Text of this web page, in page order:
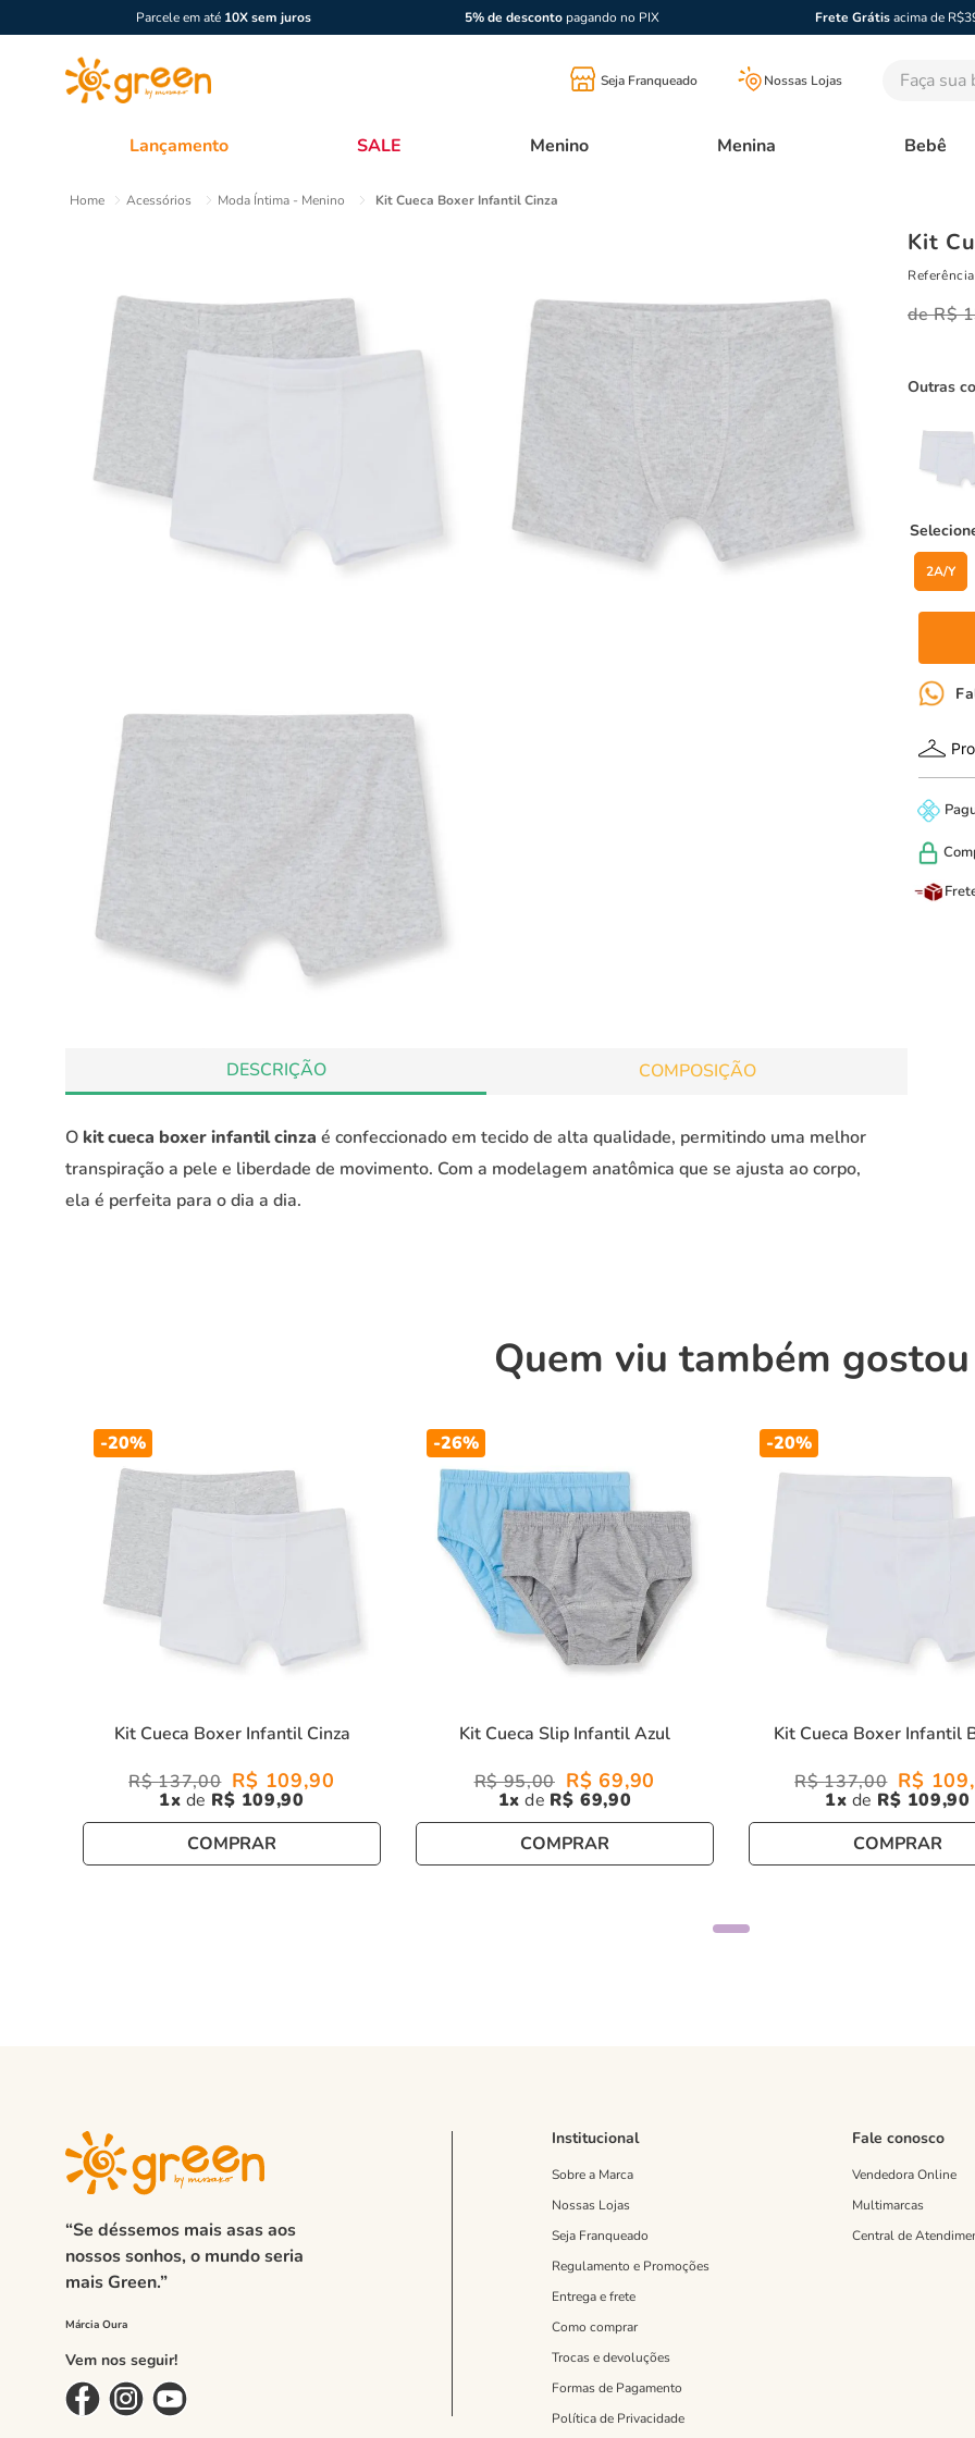
Parcele em até 10X sem juros 5% de descontopagando no PIX Frete Grátisacima de
Seja Franqueado Nossas Lojas Faça sua
Lançamento SALE Menino Menina Bebê
Acessórios Moda Íntima - Menino Kit Cueca Boxer Infantil Cinza
DESCRIÇÃO COMPOSIÇÃO
O kit cueca boxer infantil cinza é confeccionado em tecido de alta qualidade, permitindo uma melhor
transpiração a pele e liberdade de movimento. Com a modelagem anatômica que se ajusta ao corpo,
ela é perfeita para o dia a dia.
Kit
Referência
R$
Outras
2A/Y
Quem viu também gostou
-20%
Kit Cueca Boxer Infantil Cinza
R$ 137,00 R$ 109,90
1 R$ 109,90
COMPRAR
-26%
Kit Cueca Slip Infantil Azul
R$ 95,00 R$ 69,90
1 R$ 69,90
COMPRAR
-20%
Kit Cueca Boxer Infantil
R$ 137,00 R$ 109,
1 R$ 109,90
COMPRAR
“Se déssemos mais asas aos
nossos sonhos, o mundo seria
mais Green.”
Vem nos seguir!
Institucional
Sobre a Marca
Nossas Lojas
Seja Franqueado
Regulamento e Promoções
Entrega e frete
Como comprar
Trocas e devoluções
Formas de Pagamento
Política de Privacidade
Fale conosco
Vendedora Online
Multimarcas
Central de